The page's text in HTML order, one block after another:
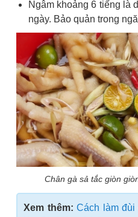
Ngâm khoảng 6 tiếng là
ngày. Bảo quản trong
Chân gà sả tắc giòn
Xem thêm: Cách làm